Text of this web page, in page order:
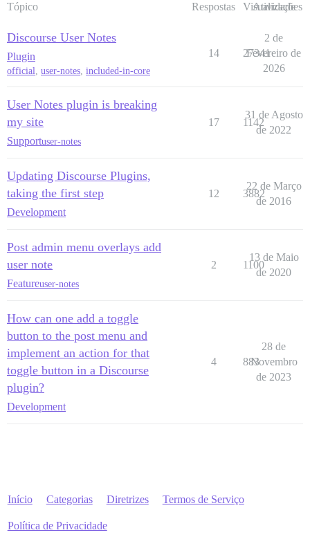
Tópico Respostas Visualizações
Atividade
Discourse User Notes
Plugin
official, user-notes, included-in-core
14 27341
2 de
Fevereiro de
2026
User Notes plugin is breaking
my site
Supportuser-notes
17 1142
31 de Agosto
de 2022
Updating Discourse Plugins,
taking the first step
Development
12 3882
22 de Março
de 2016
Post admin menu overlays add
user note
Featureuser-notes
2 1100
13 de Maio
de 2020
How can one add a toggle
button to the post menu and
implement an action for that
toggle button in a Discourse
plugin?
Development
4 883
28 de
Novembro
de 2023
Início Categorias Diretrizes Termos de Serviço
Política de Privacidade